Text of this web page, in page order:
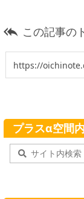
 この記事の
プラスα空間